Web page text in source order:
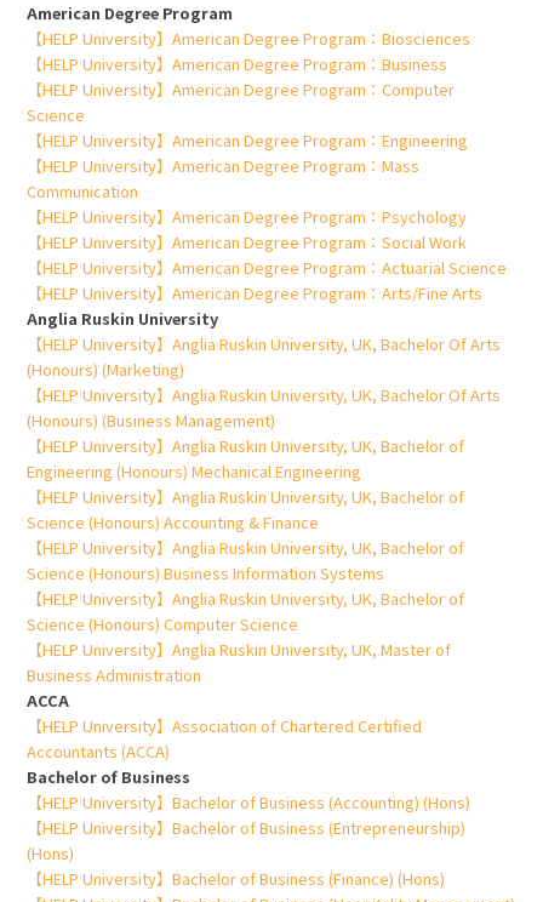
American Degree Program
【HELP University】American Degree Program：Biosciences
【HELP University】American Degree Program：Business
【HELP University】American Degree Program：Computer
Science
【HELP University】American Degree Program：Engineering
【HELP University】American Degree Program：Mass
Communication
【HELP University】American Degree Program：Psychology
【HELP University】American Degree Program：Social Work
【HELP University】American Degree Program：Actuarial Science
【HELP University】American Degree Program：Arts/Fine Arts
Anglia Ruskin University
【HELP University】Anglia Ruskin University, UK, Bachelor Of Arts
(Honours) (Marketing)
【HELP University】Anglia Ruskin University, UK, Bachelor Of Arts
(Honours) (Business Management)
【HELP University】Anglia Ruskin University, UK, Bachelor of
Engineering (Honours) Mechanical Engineering
【HELP University】Anglia Ruskin University, UK, Bachelor of
Science (Honours) Accounting & Finance
【HELP University】Anglia Ruskin University, UK, Bachelor of
Science (Honours) Business Information Systems
【HELP University】Anglia Ruskin University, UK, Bachelor of
Science (Honours) Computer Science
【HELP University】Anglia Ruskin University, UK, Master of
Business Administration
ACCA
【HELP University】Association of Chartered Certified
Accountants (ACCA)
Bachelor of Business
【HELP University】Bachelor of Business (Accounting) (Hons)
【HELP University】Bachelor of Business (Entrepreneurship)
(Hons)
【HELP University】Bachelor of Business (Finance) (Hons)